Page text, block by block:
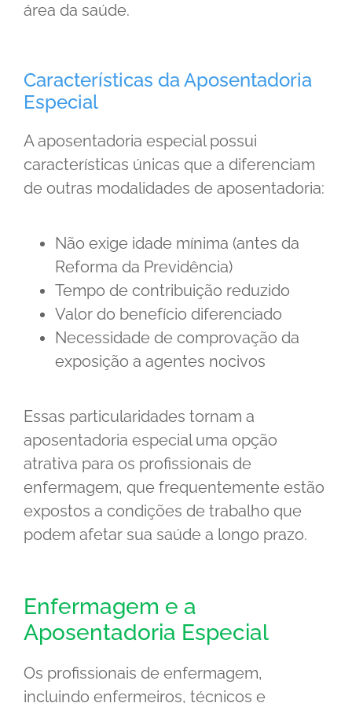
área da saúde.
Características da Aposentadoria
Especial
A aposentadoria especial possui
características únicas que a diferenciam
de outras modalidades de aposentadoria:
Não exige idade mínima (antes da
Reforma da Previdência)
Tempo de contribuição reduzido
Valor do benefício diferenciado
Necessidade de comprovação da
exposição a agentes nocivos
Essas particularidades tornam a
aposentadoria especial uma opção
atrativa para os profissionais de
enfermagem, que frequentemente estão
expostos a condições de trabalho que
podem afetar sua saúde a longo prazo.
Enfermagem e a
Aposentadoria Especial
Os profissionais de enfermagem,
incluindo enfermeiros, técnicos e